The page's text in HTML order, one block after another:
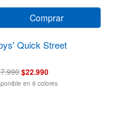
Comprar
Quick Street
$22.990
en 9 colores